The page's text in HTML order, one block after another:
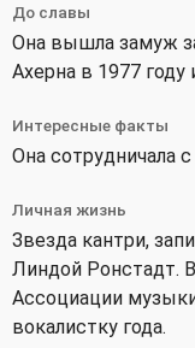
До славы
Она вышла замуж
Ахерна в 1977 году
Интересные факты
Она сотрудничала
Личная жизнь
Звезда кантри,
Линдой Ронстадт.
Ассоциации
вокалистку года.